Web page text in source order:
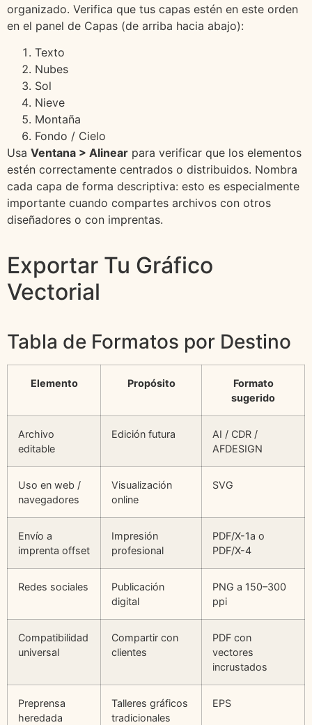
organizado. Verifica que tus capas estén en este orden
en el panel de Capas (de arriba hacia abajo):
Texto
Nubes
Sol
Nieve
Montaña
Fondo / Cielo
Usa Ventana > Alinear para verificar que los elementos
estén correctamente centrados o distribuidos. Nombra
cada capa de forma descriptiva: esto es especialmente
importante cuando compartes archivos con otros
diseñadores o con imprentas.
Exportar Tu Gráfico
Vectorial
Tabla de Formatos por Destino
Elemento Propósito
Formato
sugerido
Archivo
editable
Edición futura
AI / CDR /
AFDESIGN
Uso en web /
navegadores
Visualización
online
SVG
Envío a
imprenta offset
Impresión
profesional
PDF/X-1a o
PDF/X-4
Redes sociales
Publicación
digital
PNG a 150–300
ppi
Compatibilidad
universal
Compartir con
clientes
PDF con
vectores
incrustados
Preprensa
heredada
Talleres gráficos
tradicionales
EPS